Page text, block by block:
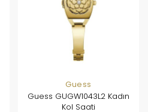
Guess
Guess GUGW1043L2 Kadın
Kol Saati